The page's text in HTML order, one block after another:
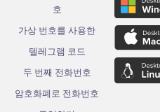
호
가상 번호를 사용한
텔레그램 코드
두 번째 전화번호
암호화폐로 전화번호